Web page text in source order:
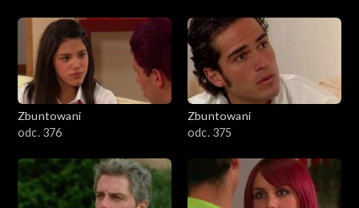
Zbuntowani
odc. 376
Zbuntowani
odc. 375